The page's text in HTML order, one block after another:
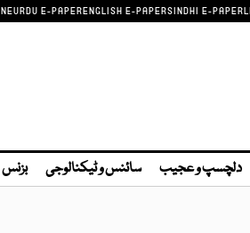
URDU E-PAPERENGLISH E-PAPERSINDHI E-PAPER
دلچسپ و عجیب سائنس و ٹیکنالوجی بزنس